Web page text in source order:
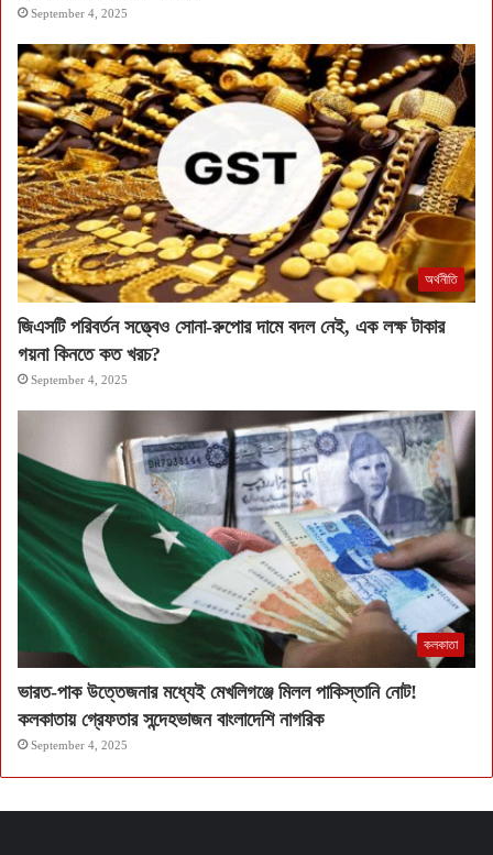
September 4, 2025
অর্থনীতি
জিএসটি পরিবর্তন সত্ত্বেও সোনা-রুপোর দামে বদল নেই, এক লক্ষ টাকার
গয়না কিনতে কত খরচ?
September 4, 2025
কলকাতা
ভারত-পাক উত্তেজনার মধ্যেই মেখলিগঞ্জে মিলল পাকিস্তানি নোট!
কলকাতায় গ্রেফতার সন্দেহভাজন বাংলাদেশি নাগরিক
September 4, 2025